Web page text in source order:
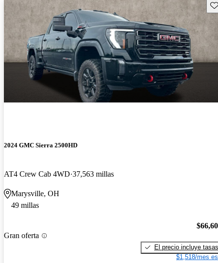
2024 GMC Sierra 2500HD
AT4 Crew Cab 4WD 37,563 millas
Marysville, OH
49 millas
Gran oferta
El precio incluye tasas
$1,518/mes